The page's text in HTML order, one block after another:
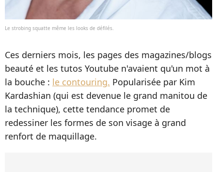
Le strobing squatte même les looks de défilés.
Ces derniers mois, les pages des magazines/blogs
beauté et les tutos Youtube n'avaient qu'un mot à
la bouche : le contouring. Popularisée par Kim
Kardashian (qui est devenue le grand manitou de
la technique), cette tendance promet de
redessiner les formes de son visage à grand
renfort de maquillage.